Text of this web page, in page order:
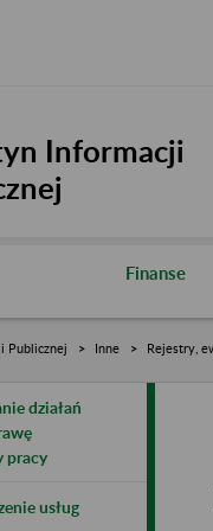
Informacji
Finanse
Publicznej Inne Rejestry,
działań
pracy
usług